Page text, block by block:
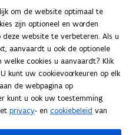
ons op
om de website optimaal te
zijn optioneel en worden
website te verbeteren. Als u
aanvaardt u ook de optionele
cookies u aanvaardt? Klik
kunt uw cookievoorkeuren op elk
de webpagina op
kunt u ook uw toestemming
privacy- en cookiebeleid van